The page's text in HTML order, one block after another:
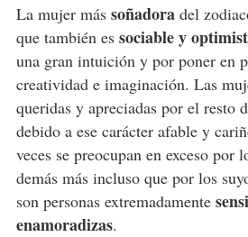
La mujer más soñadoradel
que también es sociable y
una gran intuición y por poner en
creatividad e imaginación. Las
queridas y apreciadas por el resto
debido a ese carácter afable y
veces se preocupan en exceso por
demás más incluso que por los
son personas extremadamente
enamoradizas.